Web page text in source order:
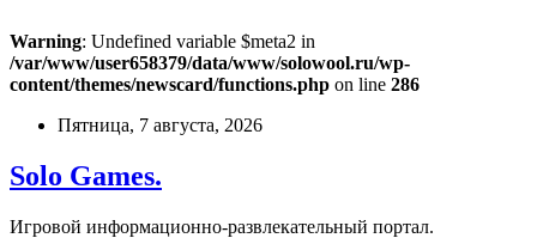
Warning: Undefined variable $meta2 in
/var/www/user658379/data/www/solowool.ru/wp-
content/themes/newscard/functions.php on line 286
Перейти
содержимому
Пятница, 7 августа, 2026
Solo Games.
Игровой информационно-развлекательный портал.